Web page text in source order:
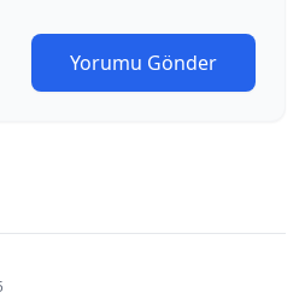
Yorumu Gönder